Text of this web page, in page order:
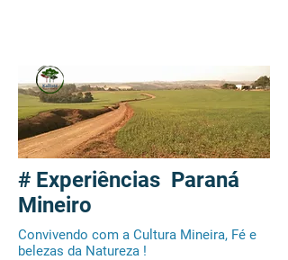
# Experiências Paraná
Mineiro
Convivendo com a Cultura Mineira, Fé e
belezas da Natureza !